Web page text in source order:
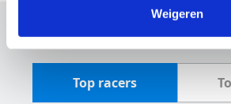
Weigeren
Wall of
Top racers